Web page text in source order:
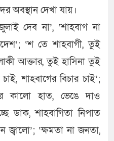
অবস্থান দেখা যায়।
দেব না’, ‘শাহবাগ না
‘শ তে শাহবাগী, তুই
আক্তার, তুই হাসিনা তুই
চাই, শাহবাগের বিচার চাই’;
কালো হাত, ভেঙে দাও
ডাক, শাহবাগিতা নিপাত
জ্বালো’; ‘ক্ষমতা না জনতা,